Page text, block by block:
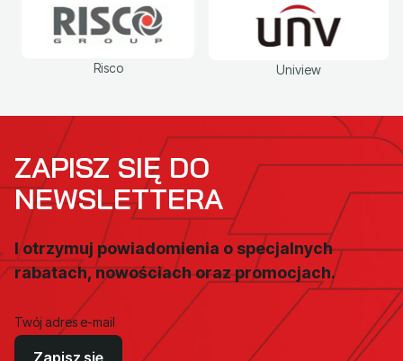
Risco Uniview
ZAPISZ SIĘ DO
NEWSLETTERA
I otrzymuj powiadomienia o specjalnych
rabatach, nowościach oraz promocjach.
Twój adres e-mail